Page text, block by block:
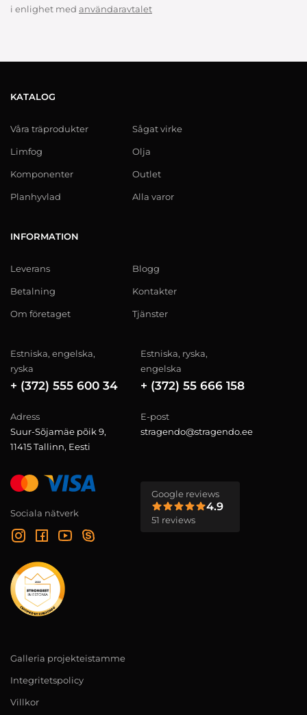
i enlighet med användaravtalet
KATALOG
Våra träprodukter
Limfog
Komponenter
Planhyvlad
Sågat virke
Olja
Outlet
Alla varor
INFORMATION
Leverans
Betalning
Om företaget
Blogg
Kontakter
Tjänster
Estniska, engelska,
ryska
+ (372) 555 600 34
Estniska, ryska,
engelska
+ (372) 55 666 158
Adress
Suur-Sõjamäe põik 9,
11415 Tallinn, Eesti
E-post
stragendo@stragendo.ee
Sociala nätverk
Google reviews
4.9
51 reviews
Galleria projekteistamme
Integritetspolicy
Villkor